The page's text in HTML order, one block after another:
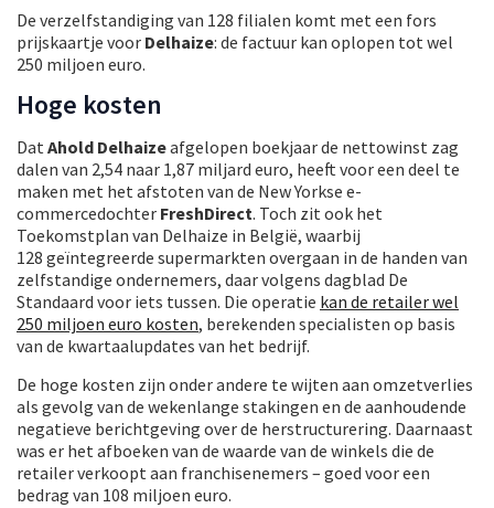
De verzelfstandiging van 128 filialen komt met een fors
prijskaartje voor Delhaize: de factuur kan oplopen tot wel
250 miljoen euro.
Hoge kosten
DatAhold Delhaizeafgelopen boekjaar de nettowinst zag
dalen van 2,54 naar 1,87 miljard euro, heeft voor een deel te
maken met het afstoten van de New Yorkse e-
commercedochter FreshDirect. Toch zit ook het
Toekomstplan van Delhaize in België, waarbij
128 geïntegreerde supermarkten overgaan in de handen van
zelfstandige ondernemers, daar volgens dagblad De
Standaard voor iets tussen. Die operatie kan de retailer wel
250 miljoen euro kosten, berekenden specialisten op basis
van de kwartaalupdates van het bedrijf.
De hoge kosten zijn onder andere te wijten aan omzetverlies
als gevolg van de wekenlange stakingen en de aanhoudende
negatieve berichtgeving over de herstructurering. Daarnaast
was er het afboeken van de waarde van de winkels die de
retailer verkoopt aan franchisenemers – goed voor een
bedrag van 108 miljoen euro.